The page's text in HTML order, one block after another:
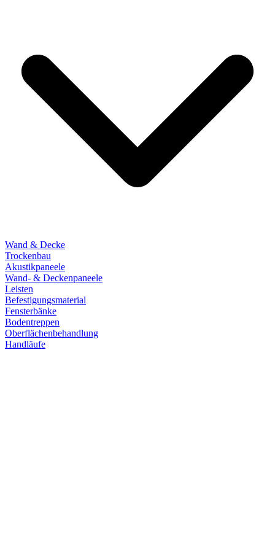
Wand & Decke
Trockenbau
Akustikpaneele
Wand- & Deckenpaneele
Leisten
Befestigungsmaterial
Fensterbänke
Bodentreppen
Oberflächenbehandlung
Handläufe